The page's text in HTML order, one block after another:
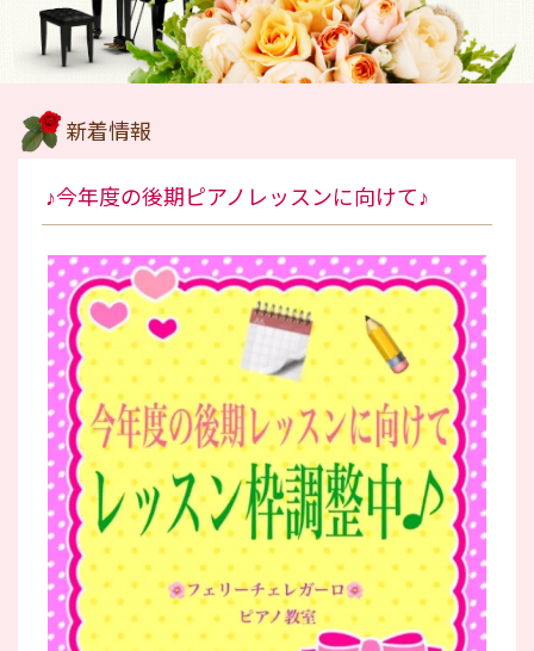
新着情報
♪今年度の後期ピアノレッスンに向けて♪